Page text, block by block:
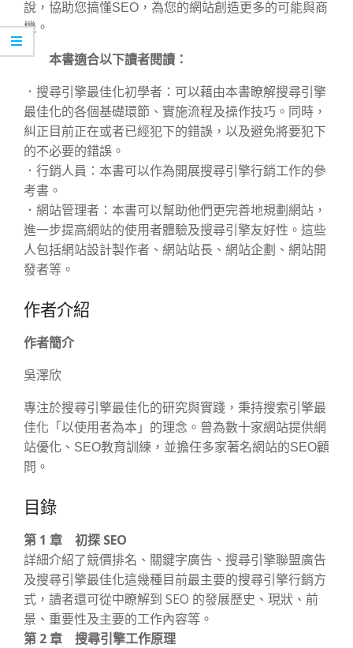
說，協助您搞懂SEO，為您的網站創造更多的可能與商
機。
本書適合以下讀者閱讀：
．搜尋引擎最佳化初學者：可以藉由本書瞭解搜尋引擎
最佳化的各個基礎環節、實施流程及操作技巧。同時，
糾正目前正在或者已經犯下的錯誤，以及避免將要犯下
的不必要的錯誤。
．行銷人員：本書可以作為開展搜尋引擎行銷工作的參
考書。
．網站管理者：本書可以幫助他們更完善地規劃網站，
進一步提高網站的使用者體驗及搜尋引擎友好性。這些
人包括網站設計製作者、網站站長、網站企劃、網站開
發者等。
作者介紹
作者簡介
吳澤欣
專注於搜尋引擎最佳化的研究與實踐，秉持搜索引擎最
佳化「以使用者為本」的理念。曾為數十家網站提供網
站優化、SEO教育訓練，並擔任多家著名網站的SEO顧
問。
目錄
第 1 章 初探 SEO
詳細介紹了競價排名、關鍵字廣告、搜尋引擎聯盟廣告
及搜尋引擎最佳化這幾種目前最主要的搜尋引擎行銷方
式，讀者還可從中瞭解到 SEO 的發展歷史、現狀、前
景、重要性及主要的工作內容等。
第 2 章 搜尋引擎工作原理